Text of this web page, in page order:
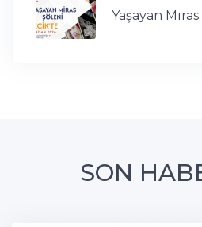
Yaşayan
SON